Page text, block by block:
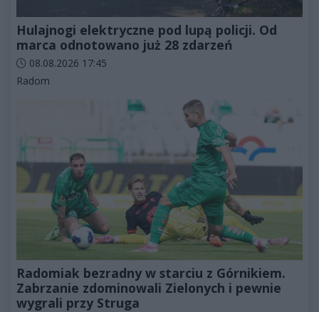
Hulajnogi elektryczne pod lupą policji. Od
marca odnotowano już 28 zdarzeń
Data dodania artykułu:
08.08.2026 17:45
Kategorie artykułu:
Radom
Radomiak bezradny w starciu z Górnikiem.
Zabrzanie zdominowali Zielonych i pewnie
wygrali przy Struga